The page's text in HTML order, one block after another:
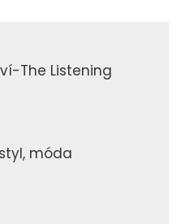
The Listening
móda